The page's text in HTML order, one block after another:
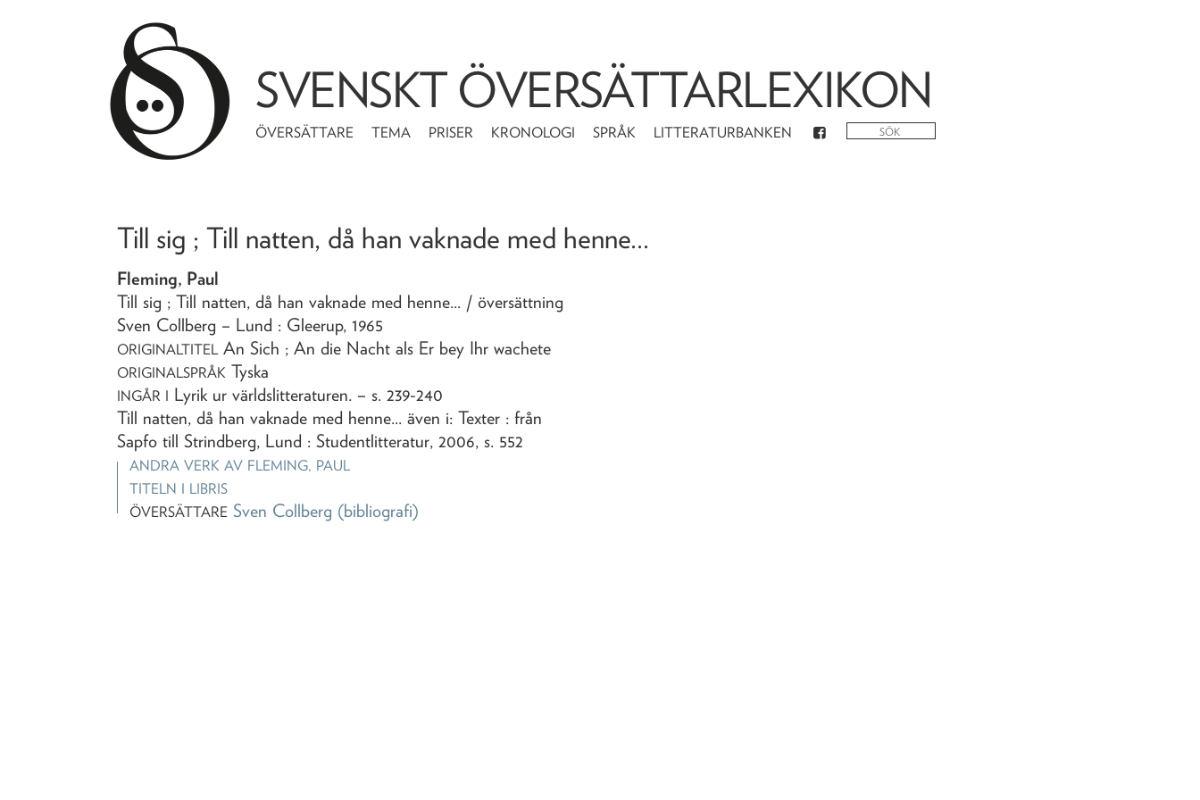
SVENSKT ÖVERSÄTTARLEXIKON
ÖVERSÄTTARE TEMA PRISER KRONOLOGI SPRÅK LITTERATURBANKEN
Till sig ; Till natten, då han vaknade med henne...
Fleming, Paul
Till sig ; Till natten, då han vaknade med henne... / översättning
Sven Collberg – Lund : Gleerup,1965
ORIGINALTITEL An Sich ; An die Nacht als Er bey Ihr wachete
ORIGINALSPRÅK Tyska
INGÅR I Lyrik ur världslitteraturen. – s. 239-240
Till natten, då han vaknade med henne... även i: Texter : från
Sapfo till Strindberg, Lund : Studentlitteratur, 2006, s. 552
ANDRA VERK AV FLEMING, PAUL
TITELN I LIBRIS
ÖVERSÄTTARE Sven Collberg (bibliografi)